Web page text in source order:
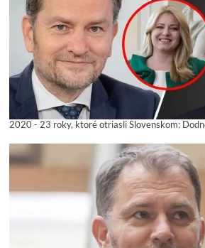
2020 - 23 roky, ktoré otriasli Slovenskom: